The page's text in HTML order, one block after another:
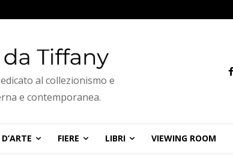
al collezionismo e
e contemporanea.
FIERE LIBRI VIEWING ROOM